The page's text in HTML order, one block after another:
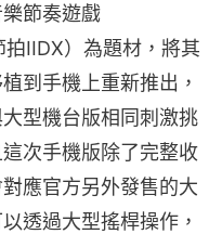
節奏遊戲
IIDX）為題材，將其
到手機上重新推出，
型機台版相同刺激挑
次手機版除了完整收
應官方另外發售的大
透過大型搖桿操作，